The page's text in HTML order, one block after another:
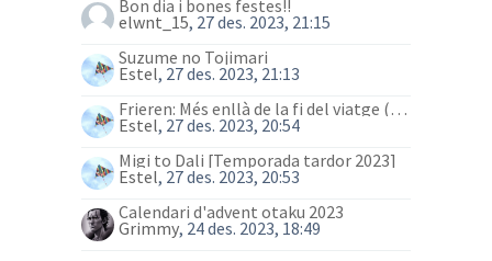
Bon dia i bones festes!!
elwnt_15, 27 des. 2023, 21:15
Suzume no Tojimari
Estel, 27 des. 2023, 21:13
Frieren: Més enllà de la fi del viatge (anime)
Estel, 27 des. 2023, 20:54
Migi to Dali [Temporada tardor 2023]
Estel, 27 des. 2023, 20:53
Calendari d'advent otaku 2023
Grimmy, 24 des. 2023, 18:49